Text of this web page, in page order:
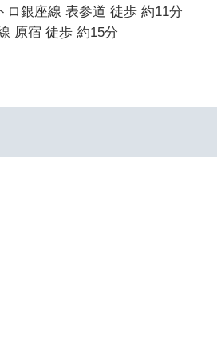
ロ銀座線 表参道 徒歩 約11分
原宿 徒歩 約15分